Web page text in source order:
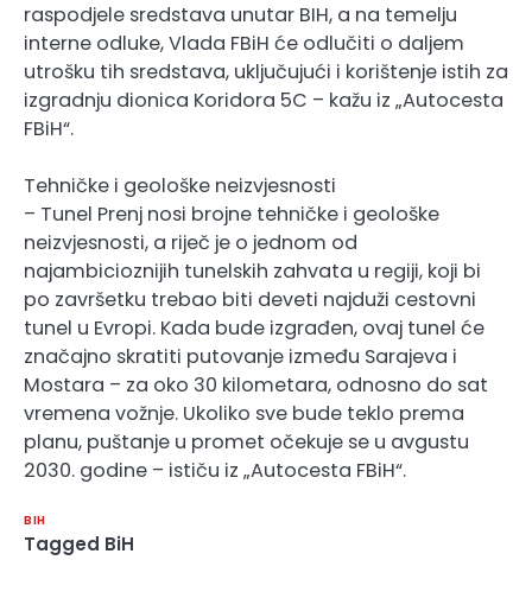
raspodjele sredstava unutar BIH, a na temelju
interne odluke, Vlada FBiH će odlučiti o daljem
utrošku tih sredstava, uključujući i korištenje istih za
izgradnju dionica Koridora 5C – kažu iz „Autocesta
FBiH“.
Tehničke i geološke neizvjesnosti
– Tunel Prenj nosi brojne tehničke i geološke
neizvjesnosti, a riječ je o jednom od
najambicioznijih tunelskih zahvata u regiji, koji bi
po završetku trebao biti deveti najduži cestovni
tunel u Evropi. Kada bude izgrađen, ovaj tunel će
značajno skratiti putovanje između Sarajeva i
Mostara – za oko 30 kilometara, odnosno do sat
vremena vožnje. Ukoliko sve bude teklo prema
planu, puštanje u promet očekuje se u avgustu
2030. godine – ističu iz „Autocesta FBiH“.
BIH
Tagged BiH